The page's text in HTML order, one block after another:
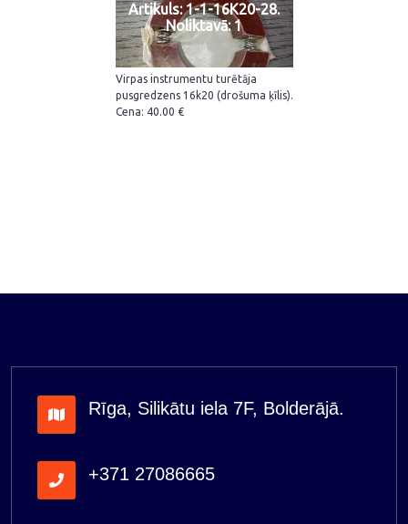
Artikuls: 1-1-16K20-28.
Noliktavā: 1
Virpas instrumentu turētāja
pusgredzens 16k20 (drošuma ķīlis).
Cena: 40.00 €
Rīga, Silikātu iela 7F, Bolderājā.
+371 27086665